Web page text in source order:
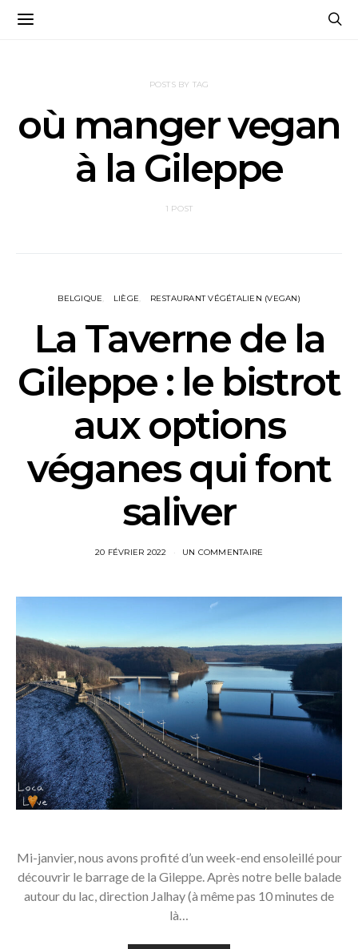
POSTS BY TAG
où manger vegan
à la Gileppe
1 POST
BELGIQUE LIÈGE RESTAURANT VÉGÉTALIEN (VEGAN)
La Taverne de la
Gileppe : le bistrot
aux options
véganes qui font
saliver
20 FÉVRIER 2022 UN COMMENTAIRE
Mi-janvier, nous avons profité d’un week-end ensoleillé pour
découvrir le barrage de la Gileppe. Après notre belle balade
autour du lac, direction Jalhay (à même pas 10 minutes de
là…